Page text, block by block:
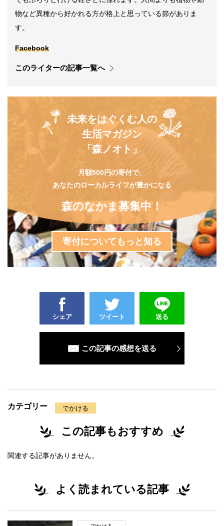
物など異種から好かれる方が格上と思っている節がありま
す。
Facebook
このライターの記事一覧へ
未来をはぐくむ人の
生活マガジン
「森ノオト」
月額500円の寄付で、
あなたのローカルライフが豊かになる
森のなかま募集中！
寄付についてもっと知る
シェア ツイート 送る
この記事の感想を送る
カテゴリー でかける
この記事もおすすめ
関連する記事がありません。
よく読まれている記事